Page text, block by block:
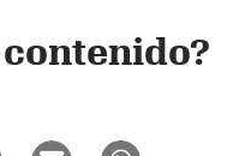
contenido?